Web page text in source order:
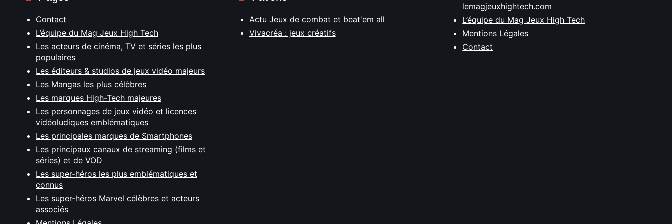
Contact
L’équipe du Mag Jeux High Tech
Les acteurs de cinéma, TV et séries les plus
populaires
Les éditeurs & studios de jeux vidéo majeurs
Les Mangas les plus célèbres
Les marques High-Tech majeures
Les personnages de jeux vidéo et licences
vidéoludiques emblématiques
Les principales marques de Smartphones
Les principaux canaux de streaming (films et
séries) et de VOD
Les super-héros les plus emblématiques et
connus
Les super-héros Marvel célèbres et acteurs
associés
Actu Jeux de combat et beat'em all
Vivacréa : jeux créatifs
lemagjeuxhightech.com
L’équipe du Mag Jeux High Tech
Mentions Légales
Contact